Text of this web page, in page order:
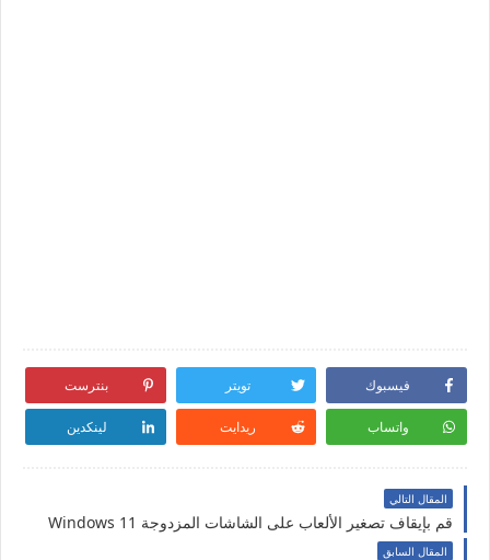
فيسبوك تويتر بنترست
واتساب ريدايت لينكدين
المقال التالي
قم بإيقاف تصغير الألعاب على الشاشات المزدوجة Windows 11
المقال السابق